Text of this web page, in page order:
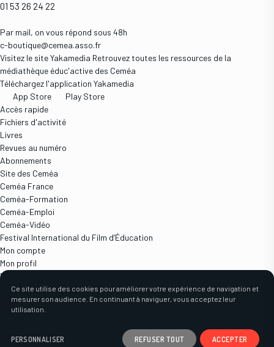
01 53 26 24 22
Par mail, on vous répond sous 48h
c-boutique@cemea.asso.fr
Visitez le site Yakamedia Retrouvez toutes les ressources de la
médiathèque éduc'active des Ceméa
Téléchargez l'application Yakamedia
App Store
Play Store
Accès rapide
Fichiers d'activité
Livres
Revues au numéro
Abonnements
Site des Ceméa
Ceméa France
Ceméa-Formation
Ceméa-Emploi
Ceméa-Vidéo
Festival International du Film d’Éducation
Mon compte
Mon profil
Mes commandes
Mon panier
Mes devis
Retrouvez les Ceméa
© 2026 Ceméa. Tous droits réservés.
Ce site utilise des cookies pour améliorer votre expérience de navigation et
mesurer son audience. En continuant à naviguer, vous acceptez leur
utilisation.
PERSONNALISER REFUSER TOUT ACCEPTER